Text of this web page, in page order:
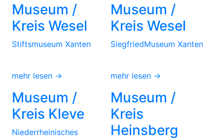
Museum /
Kreis Wesel
Stiftsmuseum Xanten
mehr lesen →
Museum /
Kreis Wesel
SiegfriedMuseum Xanten
mehr lesen →
Museum /
Kreis Kleve
Niederrheinisches
Museum /
Kreis
Heinsberg